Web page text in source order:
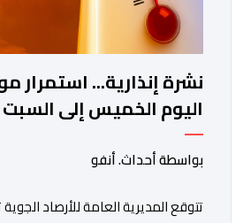
نشرة إنذارية... استمرار
اليوم الخميس إلى السبت
بواسطة أحداث. أنفو
تتوقع المديرية العامة للأرصاد